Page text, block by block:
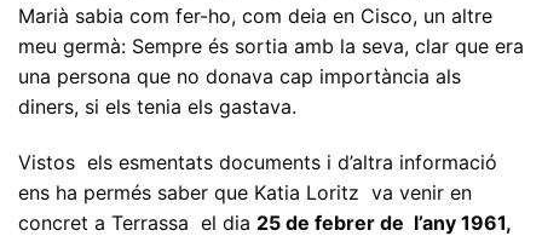
Marià sabia com fer-ho, com deia en Cisco, un altre
meu germà: Sempre és sortia amb la seva, clar que era
una persona que no donava cap importància als
diners, si els tenia els gastava.
Vistos els esmentats documents i d’altra informació
ens ha permés saber que Katia Loritz va venir en
concret a Terrassa el dia 25 de febrer de l’any 1961,